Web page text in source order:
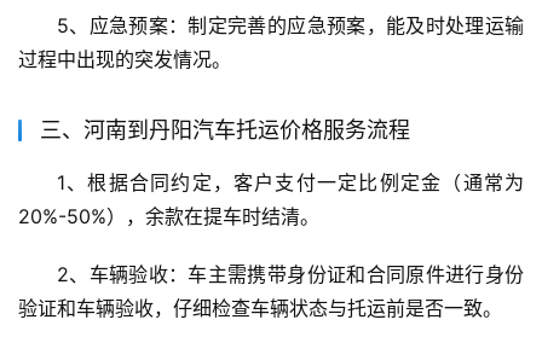
5、应急预案：制定完善的应急预案，能及时处理运输
过程中出现的突发情况。
三、河南到丹阳汽车托运价格服务流程
1、根据合同约定，客户支付一定比例定金（通常为
20%-50%），余款在提车时结清。
2、车辆验收：车主需携带身份证和合同原件进行身份
验证和车辆验收，仔细检查车辆状态与托运前是否一致。